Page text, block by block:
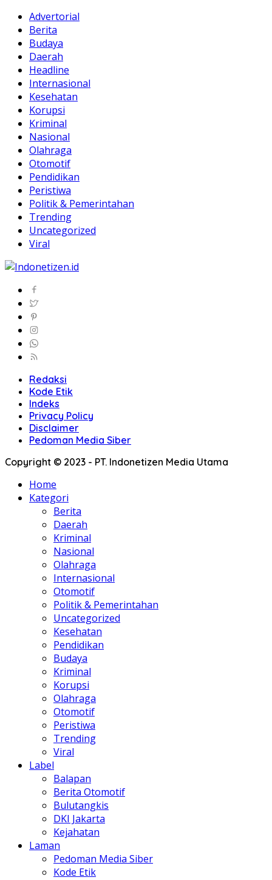
Advertorial
Berita
Budaya
Daerah
Headline
Internasional
Kesehatan
Korupsi
Kriminal
Nasional
Olahraga
Otomotif
Pendidikan
Peristiwa
Politik & Pemerintahan
Trending
Uncategorized
Viral
Redaksi
Kode Etik
Indeks
Privacy Policy
Disclaimer
Pedoman Media Siber
Copyright © 2023 - PT. Indonetizen Media Utama
Home
Kategori
Berita
Daerah
Kriminal
Nasional
Olahraga
Internasional
Otomotif
Politik & Pemerintahan
Uncategorized
Kesehatan
Pendidikan
Budaya
Kriminal
Korupsi
Olahraga
Otomotif
Peristiwa
Trending
Viral
Label
Balapan
Berita Otomotif
Bulutangkis
DKI Jakarta
Kejahatan
Laman
Pedoman Media Siber
Kode Etik